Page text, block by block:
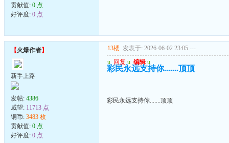
贡献值: 0 点
好评度: 0 点
【火爆作者】
新手上路
发帖: 4386
威望: 11713 点
铜币: 3483 枚
贡献值: 0 点
好评度: 0 点
13楼 发表于: 2026-06-02 23:05 ---
u 回复 u 编辑 u
彩民永远支持你.......顶顶
彩民永远支持你.......顶顶